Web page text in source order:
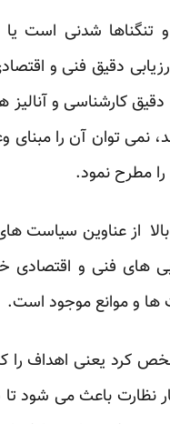
شدنی است یا
دقیق فنی و
کارشناسی و
توان آن را مبنای
مطرح نمود.
از عناوین سیاست
های فنی و اقتصادی
ها و موانع موجود است.
کرد یعنی اهداف را
نظارت باعث می شود